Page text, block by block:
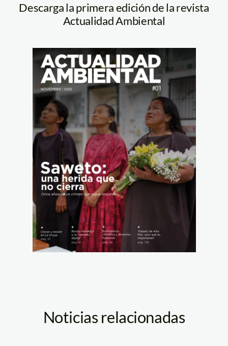
Descarga la primera edición de la revista
Actualidad Ambiental
Noticias relacionadas